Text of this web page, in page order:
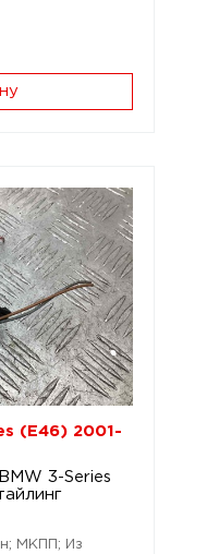
(E46) 2001-
3-Series
МКПП; Из